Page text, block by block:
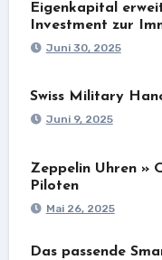
Eigenkapital
Investment zur
Juni 30, 2025
Swiss Military
Juni 9, 2025
Zeppelin Uhren »
Piloten
Mai 26, 2025
Das passende